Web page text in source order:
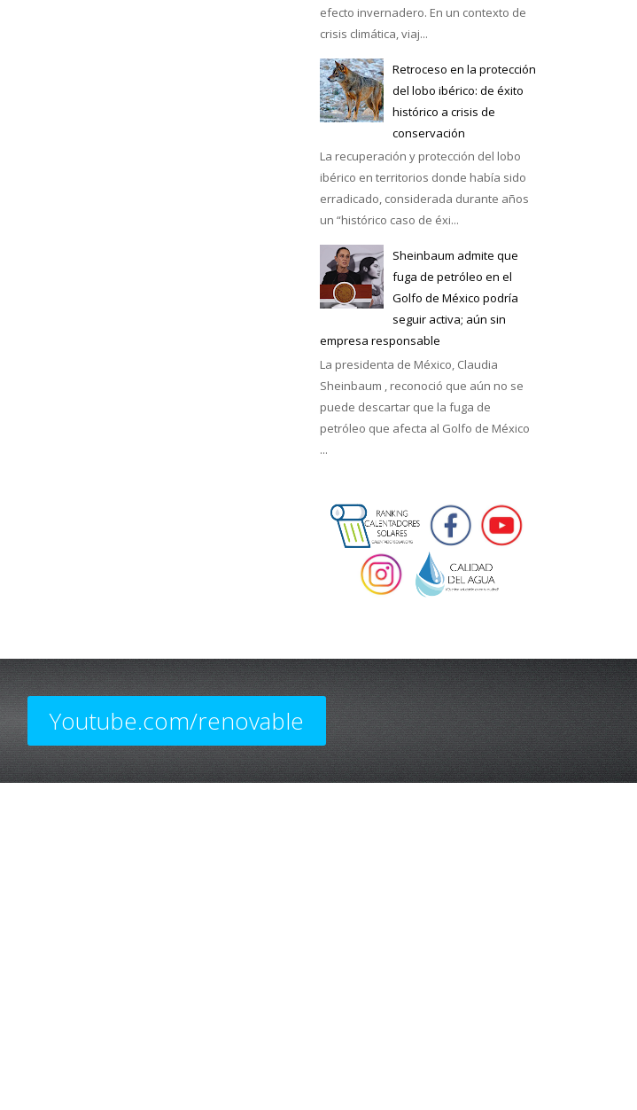
efecto invernadero. En un contexto de
crisis climática, viaj...
Retroceso en la protección
del lobo ibérico: de éxito
histórico a crisis de
conservación
La recuperación y protección del lobo
ibérico en territorios donde había sido
erradicado, considerada durante años
un “histórico caso de éxi...
Sheinbaum admite que
fuga de petróleo en el
Golfo de México podría
seguir activa; aún sin
empresa responsable
La presidenta de México, Claudia
Sheinbaum , reconoció que aún no se
puede descartar que la fuga de
petróleo que afecta al Golfo de México
...
Youtube.com/renovable